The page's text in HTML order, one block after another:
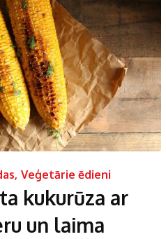
, Veģetārie ēdieni
kukurūza ar
un laima